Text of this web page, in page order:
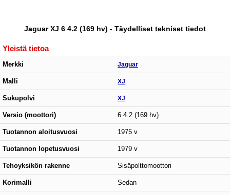
Jaguar XJ 6 4.2 (169 hv) - Täydelliset tekniset tiedot
Yleistä tietoa
Merkki Jaguar
Malli XJ
Sukupolvi XJ
Versio (moottori) 6 4.2 (169 hv)
Tuotannon aloitusvuosi 1975 v
Tuotannon lopetusvuosi 1979 v
Tehoyksikön rakenne Sisäpolttomoottori
Korimalli Sedan